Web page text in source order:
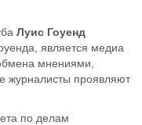
Луис Гоуенд
, является медиа
мнениями,
журналисты проявляют
по делам